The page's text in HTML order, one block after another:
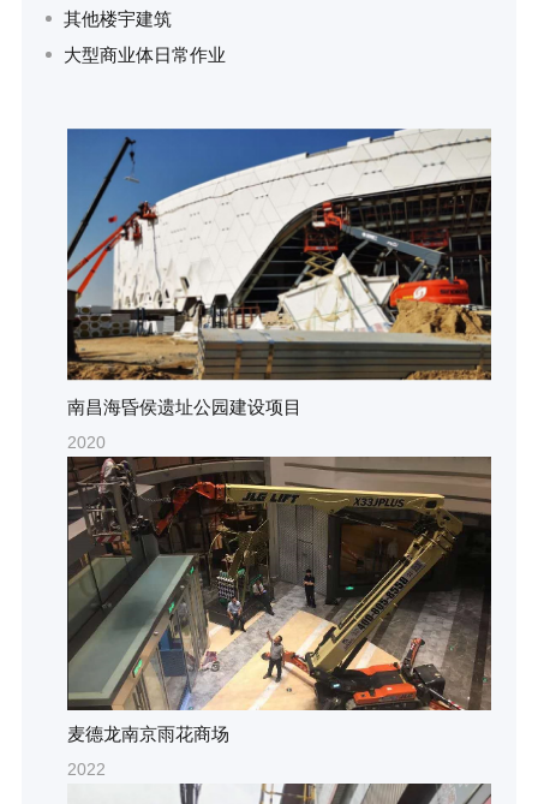
其他楼宇建筑
大型商业体日常作业
南昌海昏侯遗址公园建设项目
2020
麦德龙南京雨花商场
2022